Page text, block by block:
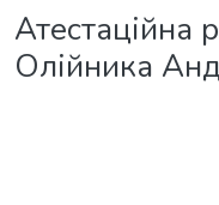
Атестаційна
Олійника